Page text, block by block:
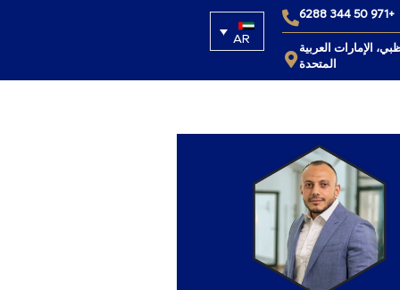
+971 50 344 6288
الإمارات العربية
المتحدة
AR